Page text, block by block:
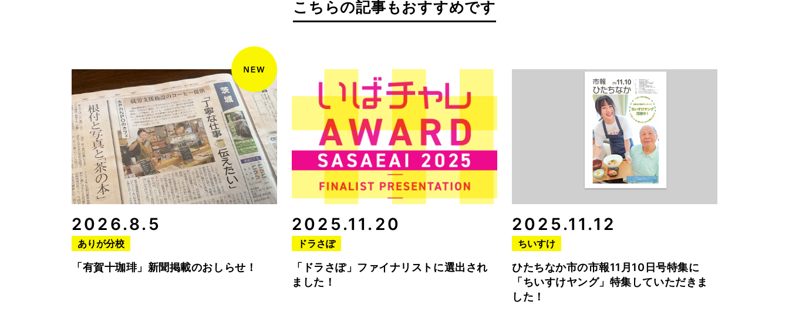
こちらの記事もおすすめです
2026.8.5
ありが分校
「有賀十珈琲」新聞掲載のおしらせ！
2025.11.20
ドラさぽ
「ドラさぽ」ファイナリストに選出され
ました！
2025.11.12
ちいすけ
ひたちなか市の市報11月10日号特集に
「ちいすけヤング」特集していただきま
した！